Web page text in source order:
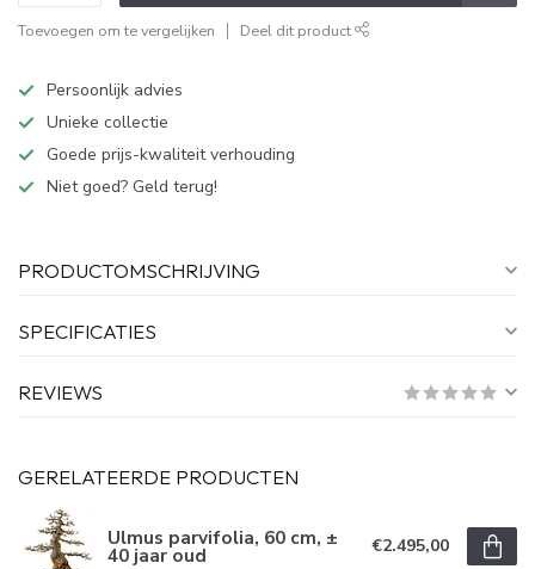
Toevoegen om te vergelijken Deel dit product
Persoonlijk advies
Unieke collectie
Goede prijs-kwaliteit verhouding
Niet goed? Geld terug!
PRODUCTOMSCHRIJVING
SPECIFICATIES
REVIEWS
GERELATEERDE PRODUCTEN
Ulmus parvifolia, 60 cm, ±
40 jaar oud €2.495,00